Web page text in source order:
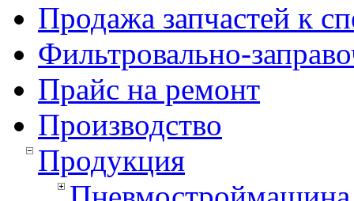
Продажа запчастей к
Фильтровально-
Прайс на ремонт
Производство
Продукция